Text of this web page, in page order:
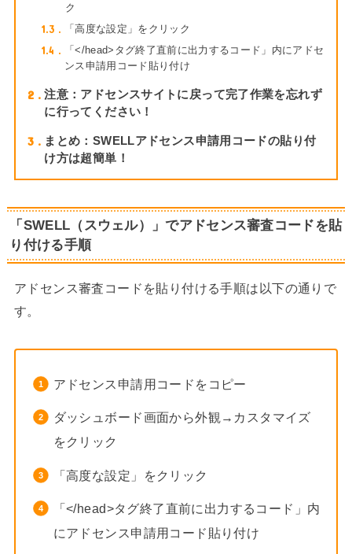
ク
1.3 「高度な設定」をクリック
1.4
「</head>タグ終了直前に出力するコード」内にアドセ
ンス申請用コード貼り付け
2
注意：アドセンスサイトに戻って完了作業を忘れず
に行ってください！
3
まとめ：SWELLアドセンス申請用コードの貼り付
け方は超簡単！
「SWELL（スウェル）」でアドセンス審査コードを貼
り付ける手順
アドセンス審査コードを貼り付ける手順は以下の通りで
す。
アドセンス申請用コードをコピー
ダッシュボード画面から外観→カスタマイズ
をクリック
「高度な設定」をクリック
「</head>タグ終了直前に出力するコード」内
にアドセンス申請用コード貼り付け